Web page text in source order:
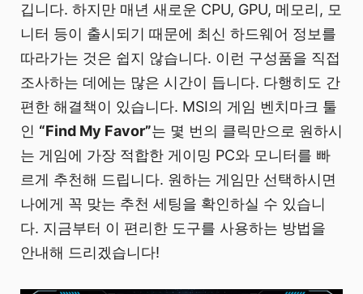
깁니다. 하지만 매년 새로운 CPU, GPU, 메모리, 모
니터 등이 출시되기 때문에 최신 하드웨어 정보를
따라가는 것은 쉽지 않습니다. 이런 구성품을 직접
조사하는 데에는 많은 시간이 듭니다. 다행히도 간
편한 해결책이 있습니다. MSI의 게임 벤치마크 툴
인 “Find My Favor”는 몇 번의 클릭만으로 원하시
는 게임에 가장 적합한 게이밍 PC와 모니터를 빠
르게 추천해 드립니다. 원하는 게임만 선택하시면
나에게 꼭 맞는 추천 세팅을 확인하실 수 있습니
다. 지금부터 이 편리한 도구를 사용하는 방법을
안내해 드리겠습니다!